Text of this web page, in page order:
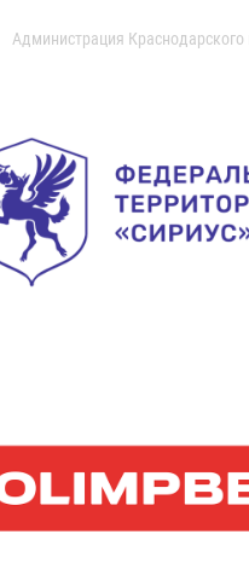
Администрация Краснодарского